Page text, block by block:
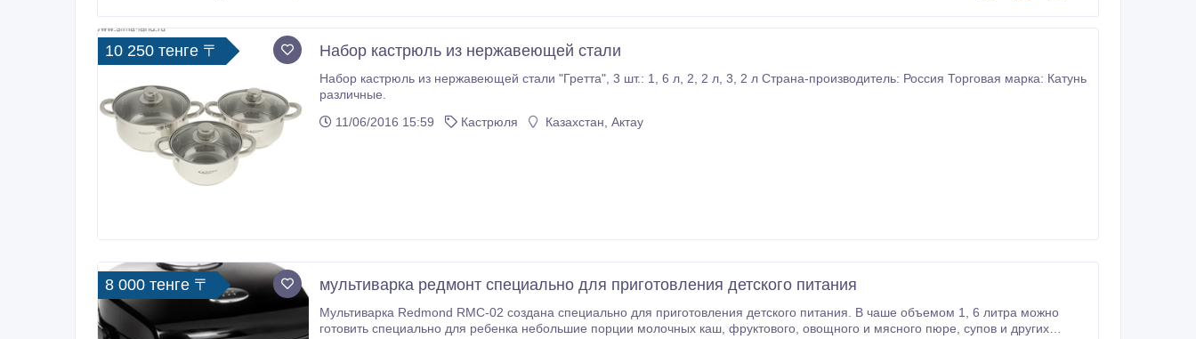
10 250 тенге 〒 Набор кастрюль из нержавеющей стали
Набор кастрюль из нержавеющей стали "Гретта", 3 шт.: 1, 6 л, 2, 2 л, 3, 2 л Страна-производитель: Россия Торговая марка: Катунь
различные.
11/06/2016 15:59
Кастрюля Казахстан, Актау
8 000 тенге 〒 мультиварка редмонт специально для приготовления детского питания
Мультиварка Redmond RMC-02 создана специально для приготовления детского питания. В чаше объемом 1, 6 литра можно
готовить специально для ребенка небольшие порции молочных каш, фруктового, овощного и мясного пюре, супов и других